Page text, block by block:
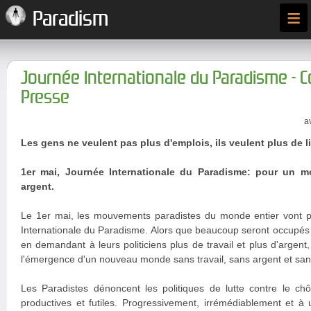
Paradism ≡
Journée Internationale du Paradisme -
Presse
Les gens ne veulent pas plus d'emplois, ils veulent plus de
1er mai, Journée Internationale du Paradisme: pour un
argent.
Le 1er mai, les mouvements paradistes du monde entier vont
Internationale du Paradisme. Alors que beaucoup seront
en demandant à leurs politiciens plus de travail et plus
l'émergence d'un nouveau monde sans travail, sans argent et
Les Paradistes dénoncent les politiques de lutte contre le
productives et futiles. Progressivement, irrémédiablement et